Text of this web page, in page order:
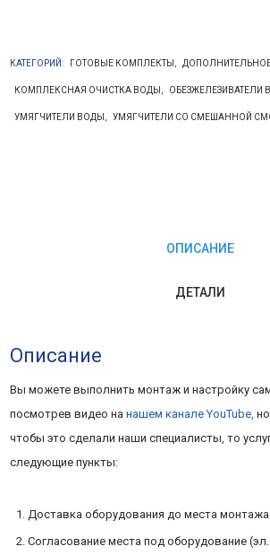
И
КАТЕГОРИЙ: ГОТОВЫЕ КОМПЛЕКТЫ ,
КОМПЛЕКСНАЯ ОЧИСТКА ВОДЫ , ОБЕЗЖЕЛЕЗИВАТЕЛИ
УМЯГЧИТЕЛИ ВОДЫ , УМЯГЧИТЕЛИ СО СМЕШАННОЙ
ОПИСАНИЕ
ДЕТАЛИ
Описание
Вы можете выполнить монтаж и настройку
посмотрев видео нанашем канале YouTube,
чтобы это сделали наши специалисты, то
следующие пункты:
Доставка оборудования до места монтажа
Согласование места под оборудование